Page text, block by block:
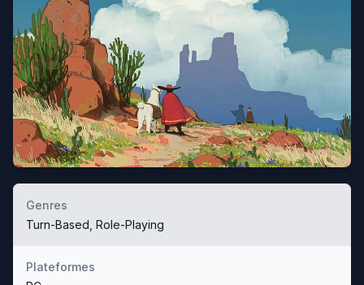
Genres
Turn-Based, Role-Playing
Plateformes